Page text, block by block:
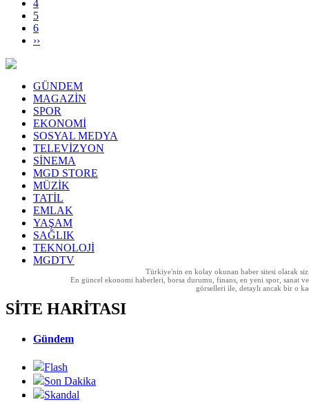
4
5
6
››
GÜNDEM
MAGAZİN
SPOR
EKONOMİ
SOSYAL MEDYA
TELEVİZYON
SİNEMA
MGD STORE
MÜZİK
TATİL
EMLAK
YAŞAM
SAĞLIK
TEKNOLOJİ
MGDTV
Türkiye'nin en kolay okunan haber sitesi olarak siz
En güncel ekonomi haberleri, borsa durumu, finans, en yeni spor, sanat
görselleri ile, detaylı ancak bir o
SİTE HARİTASI
Gündem
Flash
Son Dakika
Skandal